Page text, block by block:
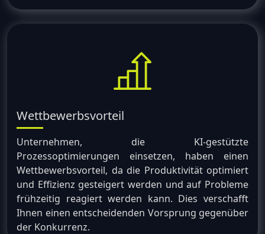
Wettbewerbsvorteil
Unternehmen, die KI-gestützte
Prozessoptimierungen einsetzen, haben einen
Wettbewerbsvorteil, da die Produktivität optimiert
und Effizienz gesteigert werden und auf Probleme
frühzeitig reagiert werden kann. Dies verschafft
Ihnen einen entscheidenden Vorsprung gegenüber
der Konkurrenz.